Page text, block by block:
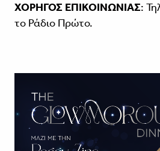
ΧΟΡΗΓΟΣ ΕΠΙΚΟΙΝΩΝΙΑΣ:
το Ράδιο Πρώτο.